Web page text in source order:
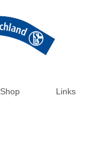
Shop Links